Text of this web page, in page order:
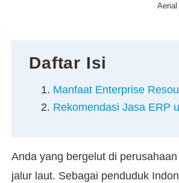
Aerial
Daftar Isi
Manfaat Enterprise
Rekomendasi Jasa ERP
Anda yang bergelut di
jalur laut. Sebagai penduduk